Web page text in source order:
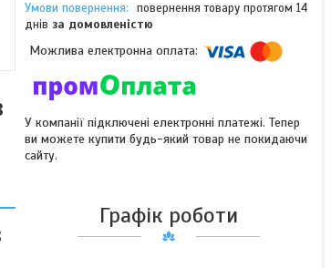
повернення товару протягом 14
днів за домовленістю
У компанії підключені електронні платежі. Тепер
ви можете купити будь-який товар не покидаючи
сайту.
Графік роботи